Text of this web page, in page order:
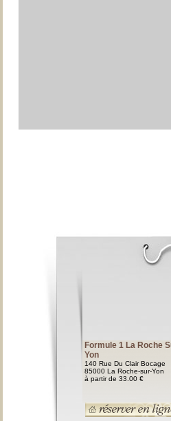
Formule 1 La Roche
Yon
140 Rue Du Clair Bocage
85000 La Roche-sur-Yon
à partir de 33.00 €